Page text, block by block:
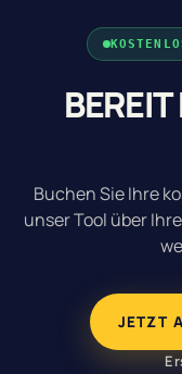
Buchen Sie Ihre
unser Tool über
JETZT